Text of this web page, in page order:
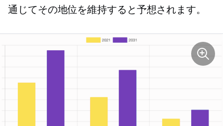
通じてその地位を維持すると予想されます。